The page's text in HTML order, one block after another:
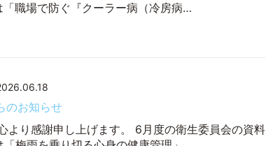
職場で防ぐ『クーラー病（冷房病…
お知らせ
り感謝申し上げます。 6月度の衛生委員会の資料